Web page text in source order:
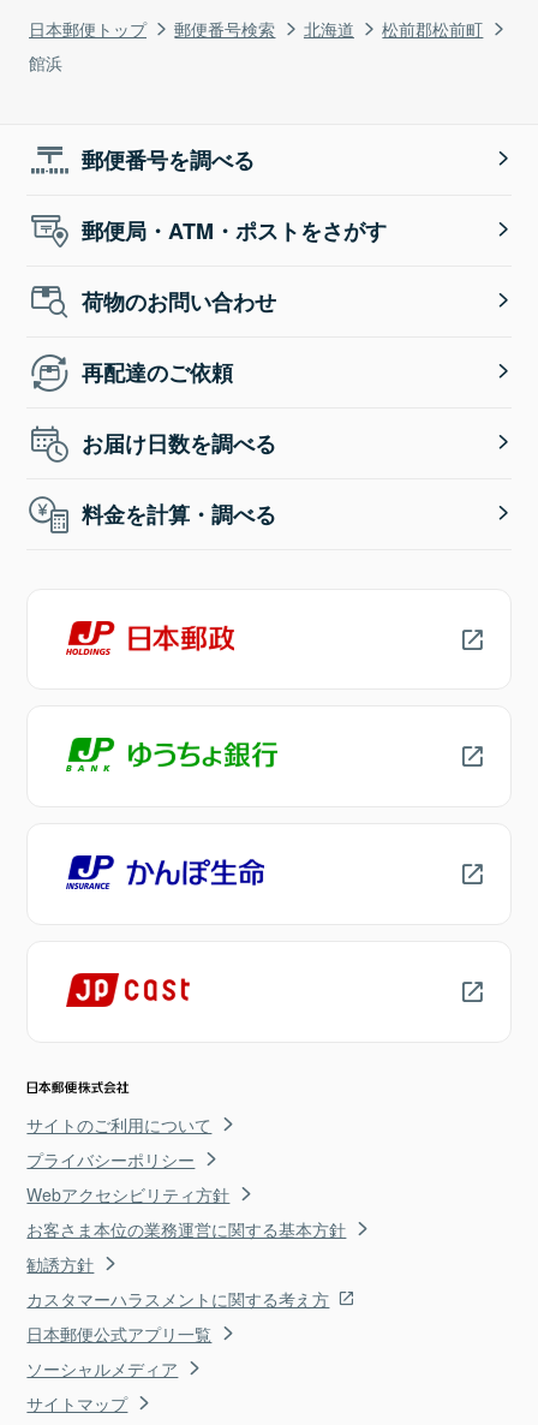
日本郵便トップ 郵便番号検索 北海道
松前郡松前町
館浜
郵便番号を調べる
郵便局・ATM・ポストをさがす
荷物のお問い合わせ
再配達のご依頼
お届け日数を調べる
料金を計算・調べる
サイトのご利用について
プライバシーポリシー
Webアクセシビリティ方針
お客さま本位の業務運営に関する基本方針
勧誘方針
カスタマーハラスメントに関する考え方
日本郵便公式アプリ一覧
ソーシャルメディア
サイトマップ